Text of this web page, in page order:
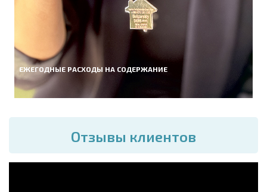
ЕЖЕГОДНЫЕ РАСХОДЫ НА СОДЕРЖАНИЕ
Отзывы клиентов